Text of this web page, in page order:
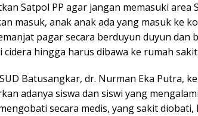
Satpol PP agar jangan memasuki area
masuk, anak anak ada yang masuk ke
pagar secara berduyun duyun dan
cidera hingga harus dibawa ke rumah
Batusangkar, dr. Nurman Eka Putra,
adanya siswa dan siswi yang
secara medis, yang sakit diobati,